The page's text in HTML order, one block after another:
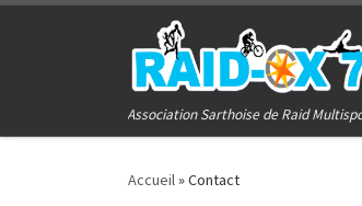
Association Sarthoise de Raid
Accueil»Contact